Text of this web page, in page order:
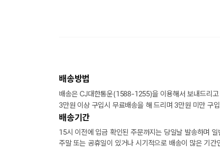
배송방법
배송은 CJ대한통운(1588-1255)을 이용해서 보내드리
3만원 이상 구입시 무료배송을 해 드리며 3만원 미만 구
배송기간
15시 이전에 입금 확인된 주문까지는 당일날 발송하며
주말 또는 공휴일이 있거나 시기적으로 배송이 많은 기